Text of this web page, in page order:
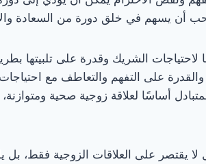
أن يسهم في خلق دورة من السعادة
لاحتياجات الشريك وقدرة على تلبيتها
والقدرة على التفهم والتعاطف مع
المتبادل أساسًا لعلاقة زوجية صحية
لا يقتصر على العلاقات الزوجية فقط، بل